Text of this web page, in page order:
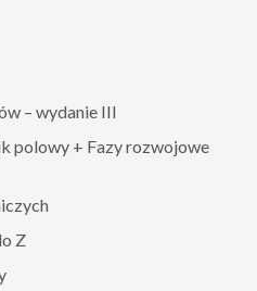
– wydanie III
polowy + Fazy rozwojowe
Z